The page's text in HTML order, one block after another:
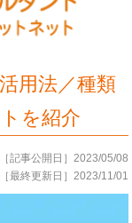
用法／種類
を紹介
［記事公開日］2023/05/08
［最終更新日］2023/11/01